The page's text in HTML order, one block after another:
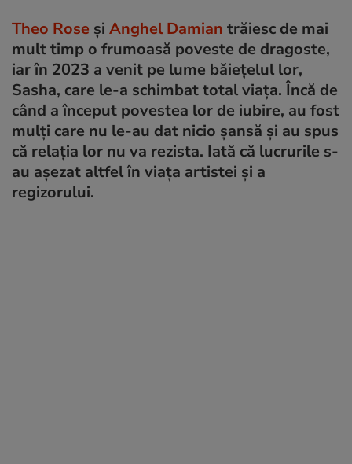
Theo Rose și Anghel Damian trăiesc de mai
mult timp o frumoasă poveste de dragoste,
iar în 2023 a venit pe lume băiețelul lor,
Sasha, care le-a schimbat total viața. Încă de
când a început povestea lor de iubire, au fost
mulți care nu le-au dat nicio șansă și au spus
că relația lor nu va rezista. Iată că lucrurile s-
au așezat altfel în viața artistei și a
regizorului.